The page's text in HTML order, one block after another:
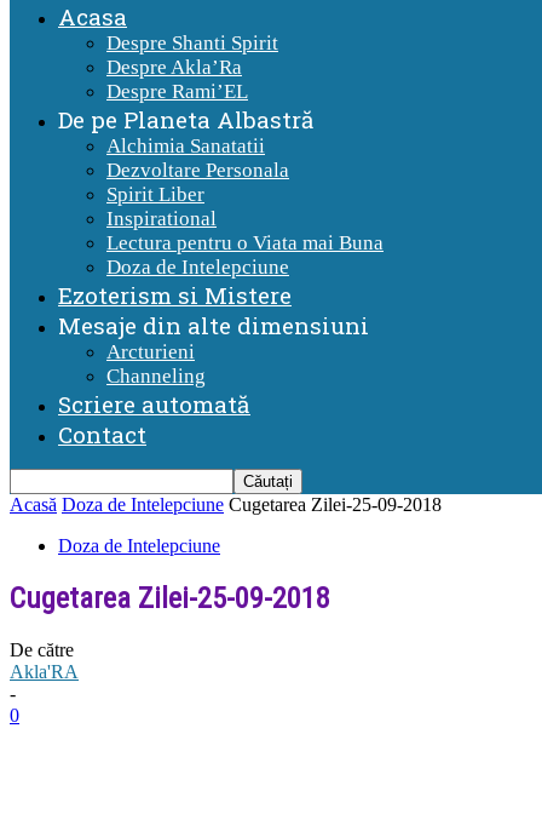
Acasa
Despre Shanti Spirit
Despre Akla’Ra
Despre Rami’EL
De pe Planeta Albastră
Alchimia Sanatatii
Dezvoltare Personala
Spirit Liber
Inspirational
Lectura pentru o Viata mai Buna
Doza de Intelepciune
Ezoterism si Mistere
Mesaje din alte dimensiuni
Arcturieni
Channeling
Scriere automată
Contact
Acasă Doza de Intelepciune Cugetarea Zilei-25-09-2018
Doza de Intelepciune
Cugetarea Zilei-25-09-2018
De către
Akla'RA
-
0